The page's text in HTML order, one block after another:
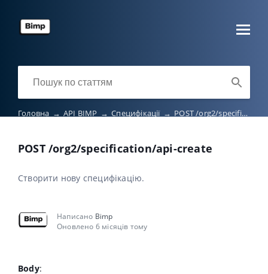
Головна → API BIMP → Специфікації → POST /org2/specification/api-create
POST /org2/specification/api-create
Створити нову специфікацію.
Написано Bimp
Оновлено 6 місяців тому
Body: